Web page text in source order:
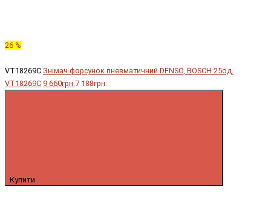
26 %
VT18269C Знімач форсунок пневматичний DENSO, BOSCH 25од.
VT18269C 9 660грн.7 188грн.
Купити